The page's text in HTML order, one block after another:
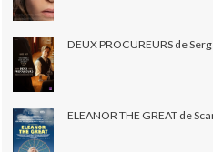
DEUX PROCUREURS de
ELEANOR THE GREAT de